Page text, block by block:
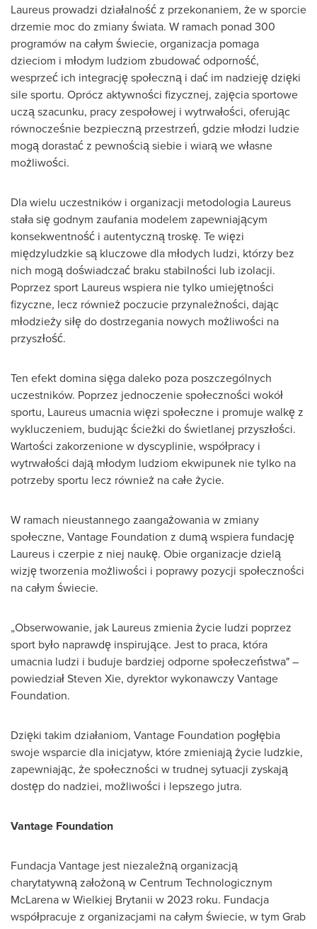
Laureus prowadzi działalność z przekonaniem, że w sporcie
drzemie moc do zmiany świata. W ramach ponad 300
programów na całym świecie, organizacja pomaga
dzieciom i młodym ludziom zbudować odporność,
wesprzeć ich integrację społeczną i dać im nadzieję dzięki
sile sportu. Oprócz aktywności fizycznej, zajęcia sportowe
uczą szacunku, pracy zespołowej i wytrwałości, oferując
równocześnie bezpieczną przestrzeń, gdzie młodzi ludzie
mogą dorastać z pewnością siebie i wiarą we własne
możliwości.
Dla wielu uczestników i organizacji metodologia Laureus
stała się godnym zaufania modelem zapewniającym
konsekwentność i autentyczną troskę. Te więzi
międzyludzkie są kluczowe dla młodych ludzi, którzy bez
nich mogą doświadczać braku stabilności lub izolacji.
Poprzez sport Laureus wspiera nie tylko umiejętności
fizyczne, lecz również poczucie przynależności, dając
młodzieży siłę do dostrzegania nowych możliwości na
przyszłość.
Ten efekt domina sięga daleko poza poszczególnych
uczestników. Poprzez jednoczenie społeczności wokół
sportu, Laureus umacnia więzi społeczne i promuje walkę z
wykluczeniem, budując ścieżki do świetlanej przyszłości.
Wartości zakorzenione w dyscyplinie, współpracy i
wytrwałości dają młodym ludziom ekwipunek nie tylko na
potrzeby sportu lecz również na całe życie.
W ramach nieustannego zaangażowania w zmiany
społeczne, Vantage Foundation z dumą wspiera fundację
Laureus i czerpie z niej naukę. Obie organizacje dzielą
wizję tworzenia możliwości i poprawy pozycji społeczności
na całym świecie.
„Obserwowanie, jak Laureus zmienia życie ludzi poprzez
sport było naprawdę inspirujące. Jest to praca, która
umacnia ludzi i buduje bardziej odporne społeczeństwa" –
powiedziałSteven Xie, dyrektor wykonawczy Vantage
Foundation.
Dzięki takim działaniom, Vantage Foundation pogłębia
swoje wsparcie dla inicjatyw, które zmieniają życie ludzkie,
zapewniając, że społeczności w trudnej sytuacji zyskają
dostęp do nadziei, możliwości i lepszego jutra.
Vantage Foundation
Fundacja Vantage jest niezależną organizacją
charytatywną założoną w Centrum Technologicznym
McLarena w Wielkiej Brytanii w 2023 roku. Fundacja
współpracuje z organizacjami na całym świecie, w tym Grab